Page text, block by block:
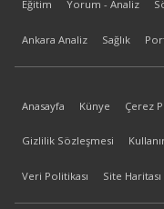
Eğitim Yorum - Analiz
Ankara Analiz Sağlık
Anasayfa Künye Çerez
Gizlilik Sözleşmesi
Veri Politikası Site Haritası